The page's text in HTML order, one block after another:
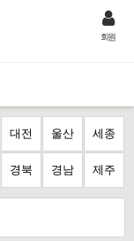
회원
대전 울산 세종
경북 경남 제주